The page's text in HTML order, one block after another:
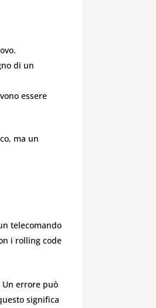
di un
essere
ma un
telecomando
i rolling code
Un errore può
significa